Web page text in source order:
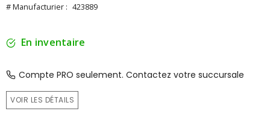
# Manufacturier : 423889
En inventaire
Compte PRO seulement. Contactez votre succursale
VOIR LES DÉTAILS